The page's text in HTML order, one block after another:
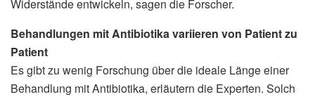
Widerstände entwickeln, sagen die Forscher.
Behandlungen mit Antibiotika variieren von Patient zu
Patient
Es gibt zu wenig Forschung über die ideale Länge einer
Behandlung mit Antibiotika, erläutern die Experten. Solch